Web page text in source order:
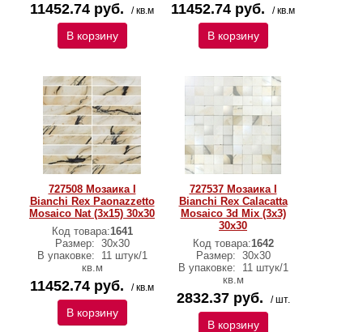
11452.74 руб. / кв.м
В корзину
11452.74 руб. / кв.м
В корзину
727508 Мозаика I
Bianchi Rex Paonazzetto
Mosaico Nat (3x15) 30х30
Код товара:1641
Размер: 30х30
В упаковке:
11 штук/1
кв.м
11452.74 руб. / кв.м
В корзину
727537 Мозаика I
Bianchi Rex Calacatta
Mosaico 3d Mix (3x3)
30х30
Код товара:1642
Размер: 30х30
В упаковке:
11 штук/1
кв.м
2832.37 руб. / шт.
В корзину